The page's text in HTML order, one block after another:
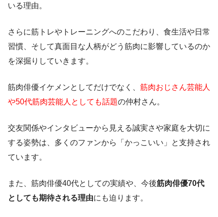
いる理由。
さらに筋トレやトレーニングへのこだわり、食生活や日常
習慣、そして真面目な人柄がどう筋肉に影響しているのか
を深掘りしていきます。
筋肉俳優イケメンとしてだけでなく、 筋肉おじさん芸能人
や50代筋肉芸能人としても話題の仲村さん。
交友関係やインタビューから見える誠実さや家庭を大切に
する姿勢は、多くのファンから「かっこいい」と支持され
ています。
また、筋肉俳優40代としての実績や、今後筋肉俳優70代
としても期待される理由にも迫ります。